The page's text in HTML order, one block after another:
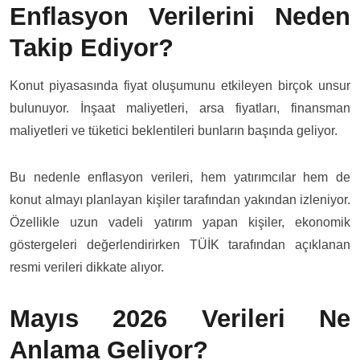
Enflasyon Verilerini Neden
Takip Ediyor?
Konut piyasasında fiyat oluşumunu etkileyen birçok unsur
bulunuyor. İnşaat maliyetleri, arsa fiyatları, finansman
maliyetleri ve tüketici beklentileri bunların başında geliyor.
Bu nedenle enflasyon verileri, hem yatırımcılar hem de
konut almayı planlayan kişiler tarafından yakından izleniyor.
Özellikle uzun vadeli yatırım yapan kişiler, ekonomik
göstergeleri değerlendirirken TÜİK tarafından açıklanan
resmi verileri dikkate alıyor.
Mayıs 2026 Verileri Ne
Anlama Geliyor?